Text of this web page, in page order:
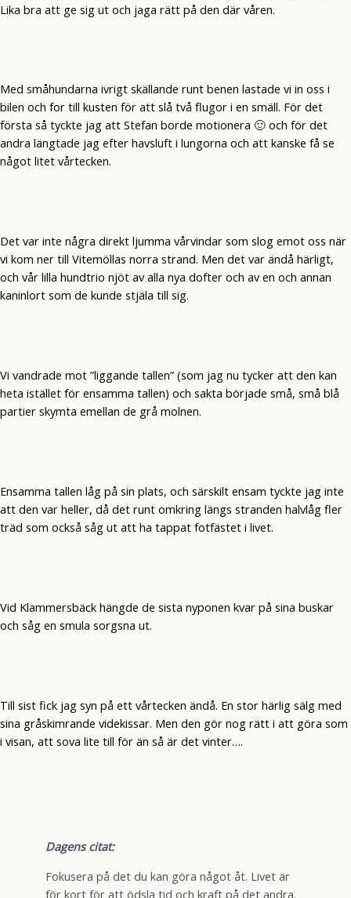
Lika bra att ge sig ut och jaga rätt på den där våren.
Med småhundarna ivrigt skällande runt benen lastade vi in oss i
bilen och for till kusten för att slå två flugor i en smäll. För det
första så tyckte jag att Stefan borde motionera 🙂 och för det
andra längtade jag efter havsluft i lungorna och att kanske få se
något litet vårtecken.
Det var inte några direkt ljumma vårvindar som slog emot oss när
vi kom ner till Vitemöllas norra strand. Men det var ändå härligt,
och vår lilla hundtrio njöt av alla nya dofter och av en och annan
kaninlort som de kunde stjäla till sig.
Vi vandrade mot ”liggande tallen” (som jag nu tycker att den kan
heta istället för ensamma tallen) och sakta började små, små blå
partier skymta emellan de grå molnen.
Ensamma tallen låg på sin plats, och särskilt ensam tyckte jag inte
att den var heller, då det runt omkring längs stranden halvlåg fler
träd som också såg ut att ha tappat fotfästet i livet.
Vid Klammersbäck hängde de sista nyponen kvar på sina buskar
och såg en smula sorgsna ut.
Till sist fick jag syn på ett vårtecken ändå. En stor härlig sälg med
sina gråskimrande videkissar. Men den gör nog rätt i att göra som
i visan, att sova lite till för än så är det vinter….
Dagens citat:
Fokusera på det du kan göra något åt. Livet är
för kort för att ödsla tid och kraft på det andra.